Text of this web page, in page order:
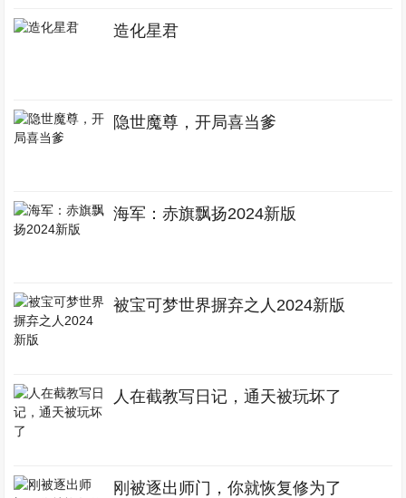
造化星君
隐世魔尊，开局喜当爹
海军：赤旗飘扬2024新版
被宝可梦世界摒弃之人2024新版
人在截教写日记，通天被玩坏了
刚被逐出师门，你就恢复修为了